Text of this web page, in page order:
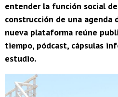
entender la función social
construcción de una agenda
nueva plataforma reúne
tiempo, pódcast, cápsulas
estudio.